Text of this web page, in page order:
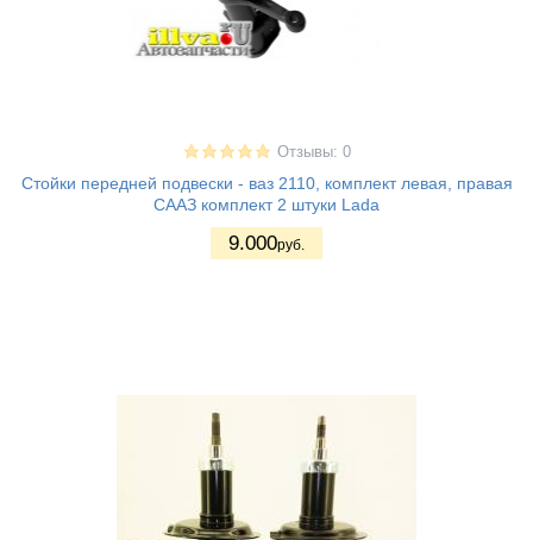
Отзывы: 0
Стойки передней подвески - ваз 2110, комплект левая, правая
СААЗ комплект 2 штуки Lada
9.000руб.